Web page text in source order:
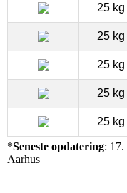
25 kg
25 kg
25 kg
25 kg
25 kg
*Seneste opdatering: 17.
Aarhus